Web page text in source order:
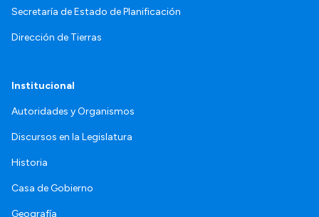
Secretaría de Estado de Planificación
Dirección de Tierras
Institucional
Autoridades y Organismos
Discursos en la Legislatura
Historia
Casa de Gobierno
Geografía